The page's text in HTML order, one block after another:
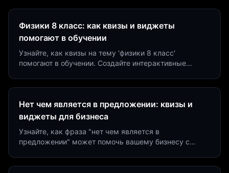
Физики 8 класс: как квизы и виджеты
помогают в обучении
Узнайте, как квизы на тему 'физики 8 класс'
помогают в обучении. Создайте интерактивные
Нет чем является в предложении: квизы и
виджеты для бизнеса
Узнайте, как фраза "нет чем является в
предложении" может помочь вашему бизнесу с